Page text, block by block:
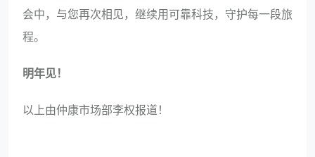
会中，与您再次相见，继续用可靠科技，守护每一段旅
程。
明年见！
以上由仲康市场部李权报道！